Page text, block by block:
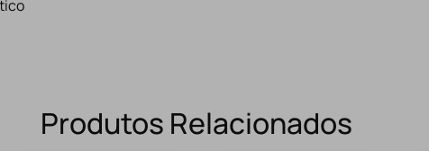
Produtos Relacionados